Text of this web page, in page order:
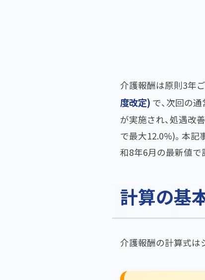
介護報酬は原則3年
度改定) で、次回の
が実施され、処遇改
で最大12.0%)。本記
和8年6月の最新値で
計算の基
介護報酬の計算式は